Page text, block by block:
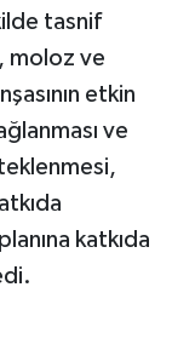
tasnif
moloz ve
etkin
ve
katkıda